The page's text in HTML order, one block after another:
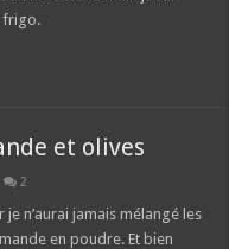
frigo.
et olives
2
n’aurai jamais mélangé les
en poudre. Et bien